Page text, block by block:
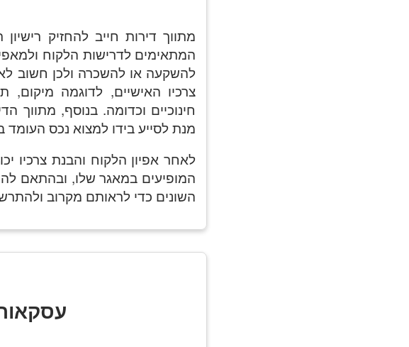
מתווך דירות חייב להחזיק
המתאימים לדרישות הלקוח
להשקעה או להשכרה ולכן חשוב
צרכיו האישיים, לדוגמה מיקום,
חינוכיים וכדומה. בנוסף, מתווך
מנת לסייע בידו למצוא נכס
לאחר אפיון הלקוח והבנת צרכיו
המופיעים במאגר שלו, ובהתאם
השונים כדי לראותם מקרוב